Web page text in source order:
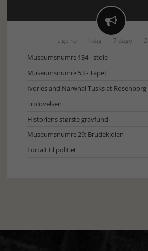

Lige nu I dag 7 dage
Museumsnumre 134 - stole
Museumsnumre 53 - Tapet
Ivories and Narwhal Tusks at Rosenborg
Trolovelsen
Historiens største gravfund
Museumsnumre 29: Brudekjolen
Fortalt til politiet